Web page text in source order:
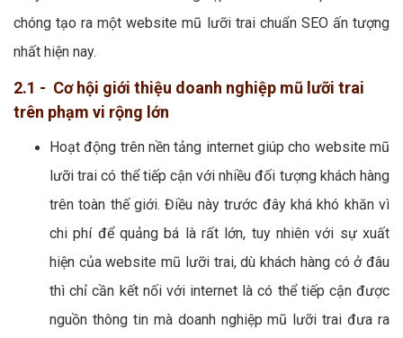
chóng tạo ra một website mũ lưỡi trai chuẩn SEO ấn tượng
nhất hiện nay.
2.1 - Cơ hội giới thiệu doanh nghiệp mũ lưỡi trai
trên phạm vi rộng lớn
Hoạt động trên nền tảng internet giúp cho website mũ
lưỡi trai có thể tiếp cận với nhiều đối tượng khách hàng
trên toàn thế giới. Điều này trước đây khá khó khăn vì
chi phí để quảng bá là rất lớn, tuy nhiên với sự xuất
hiện của website mũ lưỡi trai, dù khách hàng có ở đâu
thì chỉ cần kết nối với internet là có thể tiếp cận được
nguồn thông tin mà doanh nghiệp mũ lưỡi trai đưa ra